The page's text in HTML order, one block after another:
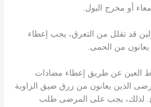
أو مخرج البول.
قد تقلل من التعرق، يجب إعطاء
من الحمى.
العين عن طريق إعطاء مضادات
الذين يعانون من زرق ضيق الزاوية
لذلك، يجب على المرضى طلب